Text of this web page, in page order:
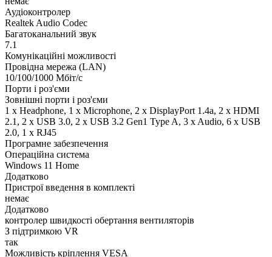
Аудіоконтролер
Realtek Audio Codec
Багатоканальний звук
7.1
Комунікаційні можливості
Провідна мережа (LAN)
10/100/1000 Мбіт/с
Порти і роз'єми
Зовнішні порти і роз'єми
1 x Нeadphone, 1 х Microphone, 2 x DisplayPort 1.4a, 2 x HDMI
2.1, 2 x USB 3.0, 2 x USB 3.2 Gen1 Type A, 3 x Audio, 6 x USB
2.0, 1 x RJ45
Програмне забезпечення
Операційна система
Windows 11 Home
Додатково
Пристрої введення в комплекті
немає
Додатково
контролер швидкості обертання вентиляторів
З підтримкою VR
так
Можливість кріплення VESA